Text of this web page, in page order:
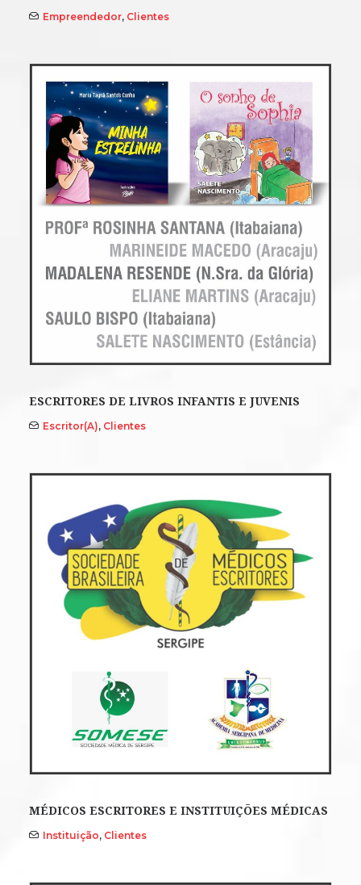
Empreendedor, Clientes
ESCRITORES DE LIVROS INFANTIS E JUVENIS
Escritor(a), Clientes
MÉDICOS ESCRITORES E INSTITUIÇÕES MÉDICAS
Instituição, Clientes